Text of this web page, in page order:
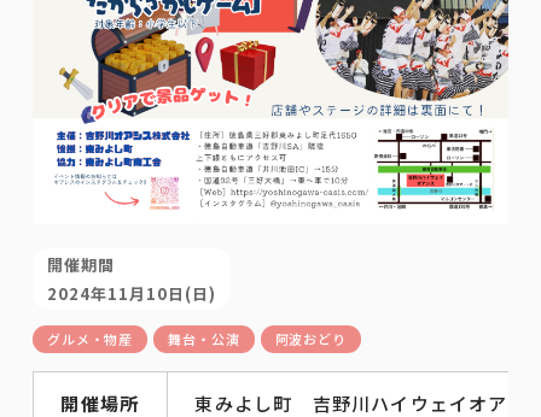
開催期間
2024年11月10日(日)
グルメ・物産 舞台・公演 阿波おどり
開催場所 東みよし町 吉野川ハイウェイオアシ